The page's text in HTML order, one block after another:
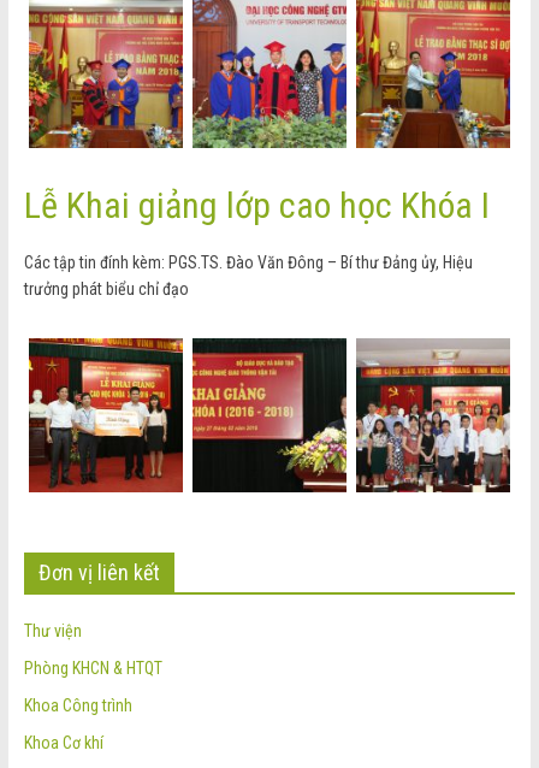
Lễ Khai giảng lớp cao học Khóa I
Các tập tin đính kèm: PGS.TS. Đào Văn Đông – Bí thư Đảng ủy, Hiệu
trưởng phát biểu chỉ đạo
Đơn vị liên kết
Thư viện
Phòng KHCN & HTQT
Khoa Công trình
Khoa Cơ khí